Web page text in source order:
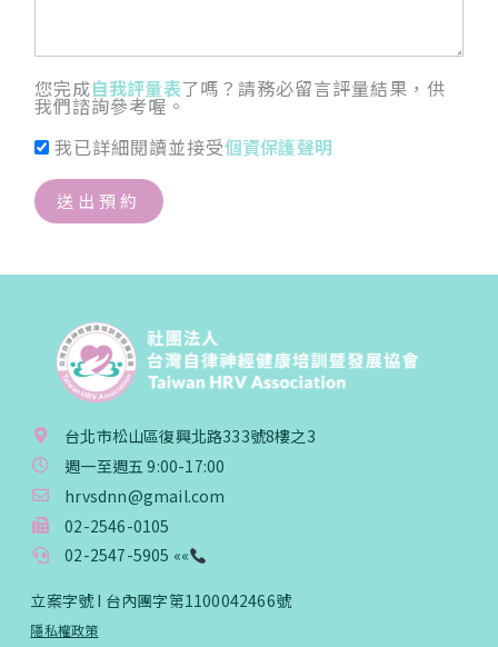
您完成自我評量表了嗎？請務必留言評量結果，供
我們諮詢參考喔。
我已詳細閱讀並接受個資保護聲明
送出預約
台北市松山區復興北路333號8樓之3
週一至週五 9:00-17:00
hrvsdnn@gmail.com
02-2546-0105
02-2547-5905 ««
立案字號 I 台內團字第1100042466號
隱私權政策